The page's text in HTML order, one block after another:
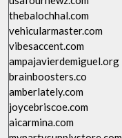
thebalochhal.com
vehicularmaster.com
vibesaccent.com
ampajavierdemiguel.org
brainboosters.co
amberlately.com
joycebriscoe.com
aicarmina.com